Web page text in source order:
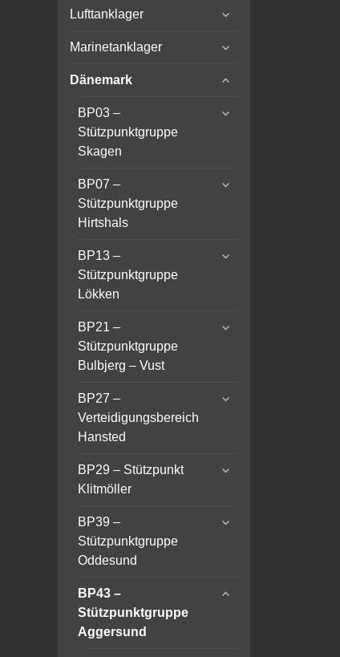
menu
Lufttanklager
expand
menu
Marinetanklager
expand
menu
Dänemark
expand
menu
BP03 –
Stützpunktgruppe
Skagen
expand
BP07 –
Stützpunktgruppe
Hirtshals
expand
BP13 –
Stützpunktgruppe
Lökken
expand
BP21 –
Stützpunktgruppe
Bulbjerg – Vust
expand
BP27 –
Verteidigungsbereich
Hansted
expand
BP29 – Stützpunkt
Klitmöller
expand
BP39 –
Stützpunktgruppe
Oddesund
expand
BP43 –
Stützpunktgruppe
Aggersund
expand